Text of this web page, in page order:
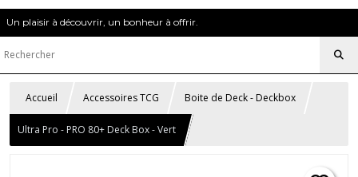
Un plaisir à découvrir, un bonheur à offrir.
Accueil Accessoires TCG Boite de Deck - Deckbox
Ultra Pro - PRO 80+ Deck Box - Vert